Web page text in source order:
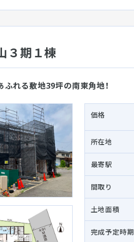
３期１棟
ふれる敷地39坪の南東角地！
価格
所在地
最寄駅
間取り
土地面積
完成予定時期